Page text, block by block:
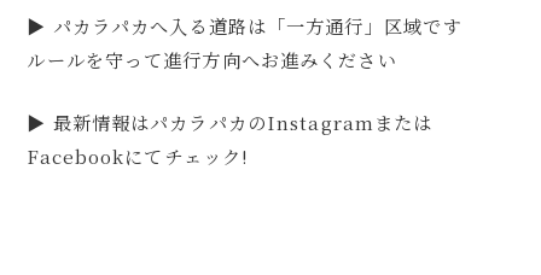
▶ パカラパカへ入る道路は「一方通行」区域です
ルールを守って進行方向へお進みください
▶ 最新情報はパカラパカのInstagramまたは
Facebookにてチェック!